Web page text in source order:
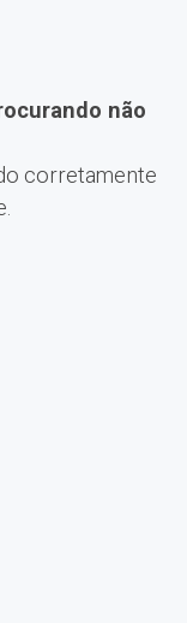
não
corretamente